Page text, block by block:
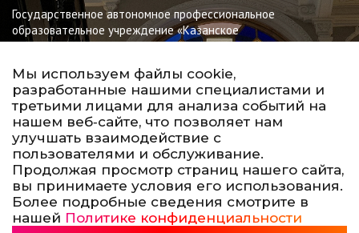
Государственное автономное профессиональное
образовательное учреждение «Казанское
художественное училище им. Н.И.Фешина» (техникум)
была открыта 9 сентября 1895 года. С момента
открытия наибольшую известность Казанской
художественной школе принесло живописное
отделение.
Подробнее
Мы используем файлы cookie,
разработанные нашими специалистами и
третьими лицами для анализа событий на
нашем веб‑сайте, что позволяет нам
улучшать взаимодействие с
пользователями и обслуживание.
Продолжая просмотр страниц нашего сайта,
вы принимаете условия его использования.
Более подробные сведения смотрите в
нашей Политике конфиденциальности